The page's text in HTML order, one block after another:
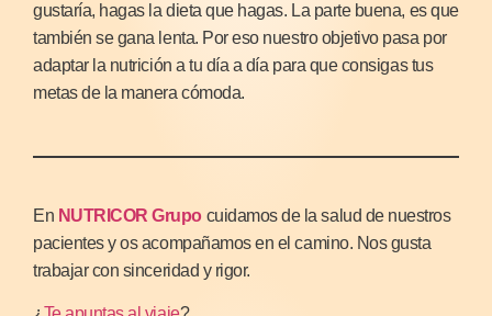
gustaría, hagas la dieta que hagas. La parte buena, es que
también se gana lenta. Por eso nuestro objetivo pasa por
adaptar la nutrición a tu día a día para que consigas tus
metas de la manera cómoda.
En NUTRICOR Grupo cuidamos de la salud de nuestros
pacientes y os acompañamos en el camino. Nos gusta
trabajar con sinceridad y rigor.